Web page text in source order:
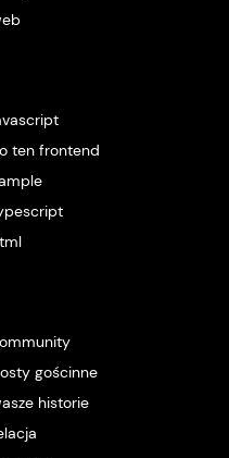
ten frontend
gościnne
historie